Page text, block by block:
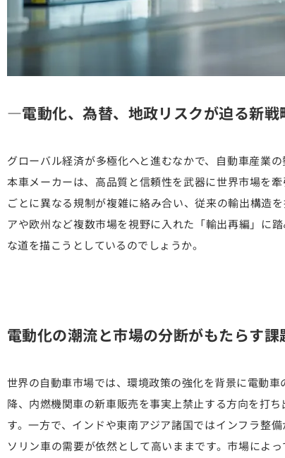
―電動化、為替、地政リスクが迫る新
グローバル経済が多極化へと進むなかで、自動車産業
本車メーカーは、高品質と信頼性を武器に世界市場を
ごとに異なる規制が複雑に絡み合い、従来の輸出構造
アや欧州など複数市場を視野に入れた「輸出再編」に
な道を描こうとしているのでしょうか。
電動化の潮流と市場の分断がもたらす課
世界の自動車市場では、環境政策の強化を背景に電動
降、内燃機関車の新車販売を事実上禁止する方向を打
す。一方で、インドや東南アジア諸国ではインフラ整
ソリン車の需要が依然として高いままです。市場によ